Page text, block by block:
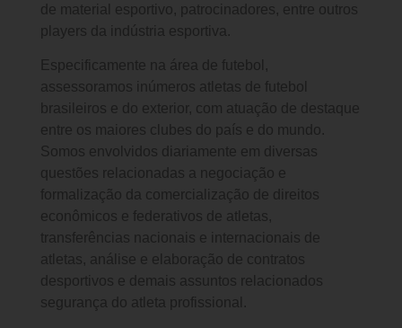
de material esportivo, patrocinadores, entre outros
players da indústria esportiva.
Especificamente na área de futebol,
assessoramos inúmeros atletas de futebol
brasileiros e do exterior, com atuação de destaque
entre os maiores clubes do país e do mundo.
Somos envolvidos diariamente em diversas
questões relacionadas a negociação e
formalização da comercialização de direitos
econômicos e federativos de atletas,
transferências nacionais e internacionais de
atletas, análise e elaboração de contratos
desportivos e demais assuntos relacionados
segurança do atleta profissional.